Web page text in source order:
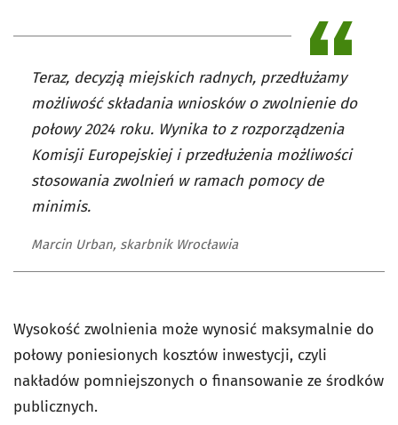
Teraz, decyzją miejskich radnych, przedłużamy
możliwość składania wniosków o zwolnienie do
połowy 2024 roku. Wynika to z rozporządzenia
Komisji Europejskiej i przedłużenia możliwości
stosowania zwolnień w ramach pomocy de
minimis.
Marcin Urban, skarbnik Wrocławia
Wysokość zwolnienia może wynosić maksymalnie do
połowy poniesionych kosztów inwestycji, czyli
nakładów pomniejszonych o finansowanie ze środków
publicznych.